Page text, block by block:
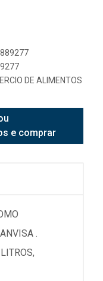
DE ALIMENTOS
e comprar
.